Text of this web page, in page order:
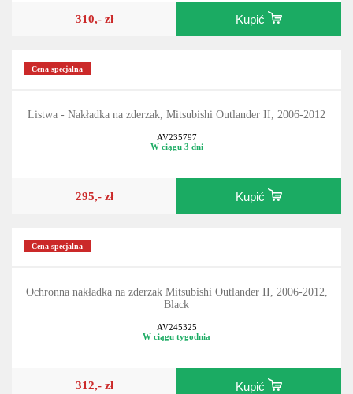
310,- zł Kupić
Cena specjalna
Listwa - Nakładka na zderzak, Mitsubishi Outlander II, 2006-2012
AV235797
W ciągu 3 dni
295,- zł Kupić
Cena specjalna
Ochronna nakładka na zderzak Mitsubishi Outlander II, 2006-2012,
Black
AV245325
W ciągu tygodnia
312,- zł Kupić